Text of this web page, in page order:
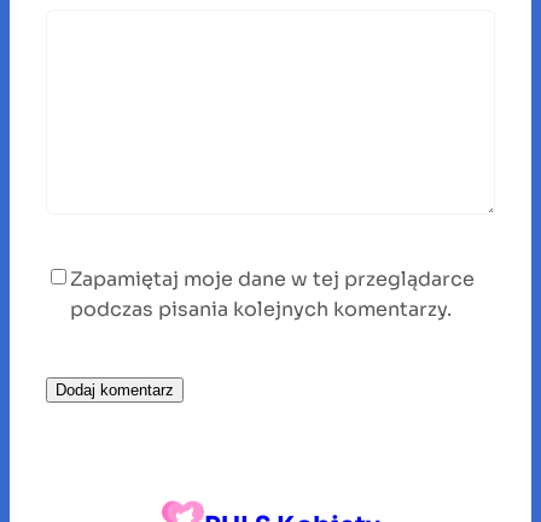
Zapamiętaj moje dane w tej przeglądarce
podczas pisania kolejnych komentarzy.